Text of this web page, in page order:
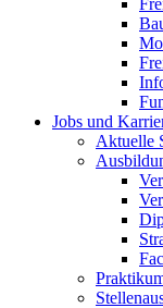
Jobs und
Aktuelle